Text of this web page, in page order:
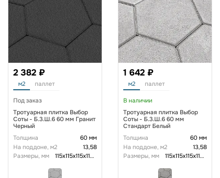
2 382 ₽
м2 паллет
Под заказ
Тротуарная плитка Выбор
Соты - Б.3.Ш.6 60 мм Гранит
Черный
Толщина
60 мм
На поддоне, м2
13,58
Размеры, мм
115x115x115x115x115x115x60
1 642 ₽
м2 паллет
В наличии
Тротуарная плитка Выбор
Соты - Б.3.Ш.6 60 мм
Стандарт Белый
Толщина
60 мм
На поддоне, м2
13,58
Размеры, мм
115x115x115x115x115x115x60